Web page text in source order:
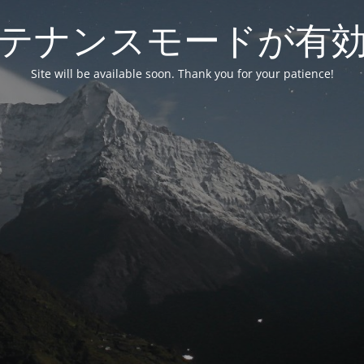
ナンスモードが有
Site will be available soon. Thank you for your patience!